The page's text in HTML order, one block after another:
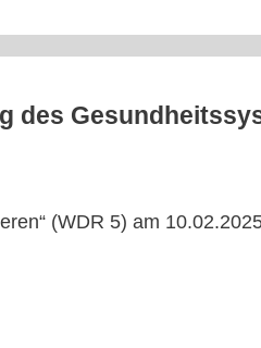
des
(WDR 5) am